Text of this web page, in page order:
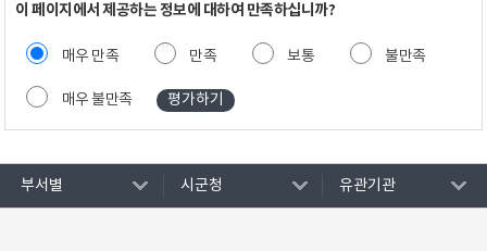
이 페이지에서 제공하는 정보에 대하여 만족하십니까?
매우 만족 만족 보통 불만족
매우 불만족
부서별 시군청 유관기관